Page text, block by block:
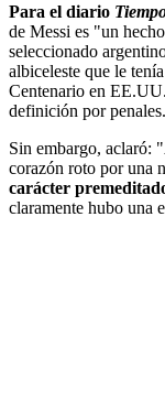
Para el diario
de Messi es "un
seleccionado
albiceleste que le
Centenario en
definición por penales.
Sin embargo, aclaró:
corazón roto por una
carácter
claramente hubo una